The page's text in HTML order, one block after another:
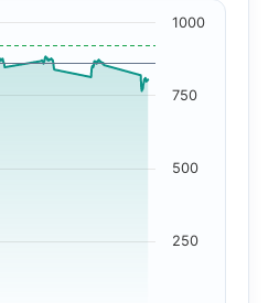
250
500
750
1000